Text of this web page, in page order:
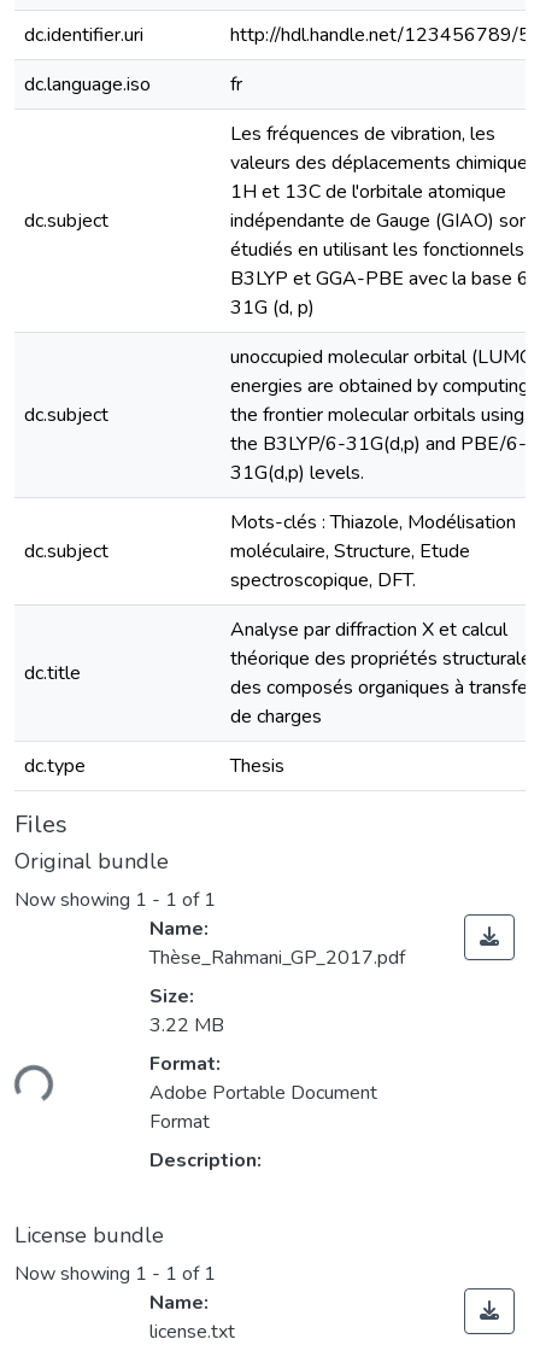
dc.identifier.uri
http://hdl.handle.net/123456789/
dc.language.iso
fr
dc.subject
Les fréquences de vibration, les
valeurs des déplacements chimiques
1H et 13C de l'orbitale atomique
indépendante de Gauge (GIAO) sont
étudiés en utilisant les fonctionnels
B3LYP et GGA-PBE avec la base 6-
31G (d, p)
dc.subject
unoccupied molecular orbital (LUMO)
energies are obtained by computing
the frontier molecular orbitals using
the B3LYP/6-31G(d,p) and PBE/6-
31G(d,p) levels.
dc.subject
Mots-clés : Thiazole, Modélisation
moléculaire, Structure, Etude
spectroscopique, DFT.
dc.title
Analyse par diffraction X et calcul
théorique des propriétés structurales
des composés organiques à transfert
de charges
dc.type
Thesis
Files
Original bundle
Now showing 1 - 1 of 1
Name:
Thèse_Rahmani_GP_2017.pdf
Size:
3.22 MB
Format:
Adobe Portable Document
Format
Description:
License bundle
Now showing 1 - 1 of 1
Name:
license.txt